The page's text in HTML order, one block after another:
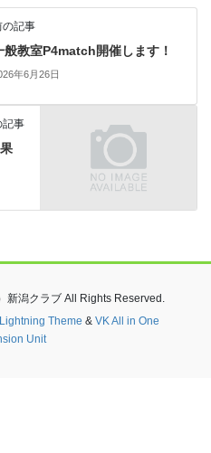
の記事
般教室P4match開催します！
年6月26日
記事
潟クラブ All Rights Reserved.
Lightning Theme & VK All in One
Unit